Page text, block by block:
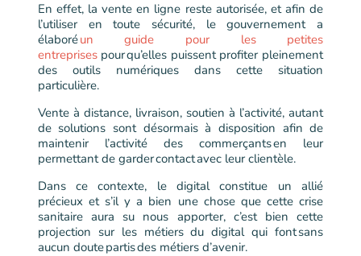
En effet, la vente en ligne reste autorisée, et afin de
l’utiliser en toute sécurité, le gouvernement a
élaboréun guide pour les petites
entreprisespour qu’elles puissent profiter pleinement
des outils numériques dans cette situation
particulière.
Vente à distance, livraison, soutien à l’activité, autant
de solutions sont désormais à disposition afin de
maintenir l’activité des commerçants en leur
permettant de garder contact avec leur clientèle.
Dans ce contexte, le digital constitue un allié
précieux et s’il y a bien une chose que cette crise
sanitaire aura su nous apporter, c’est bien cette
projection sur les métiers du digital qui font sans
aucun doute partis des métiers d’avenir.